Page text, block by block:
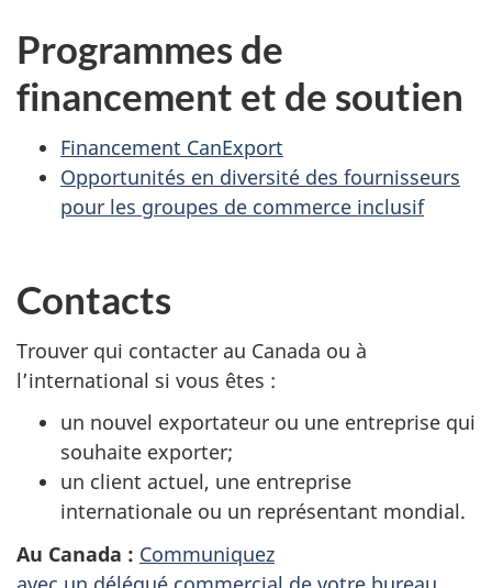
Programmes de
financement et de soutien
Financement CanExport
Opportunités en diversité des fournisseurs
pour les groupes de commerce inclusif
Contacts
Trouver qui contacter au Canada ou à
l’international si vous êtes :
un nouvel exportateur ou une entreprise qui
souhaite exporter;
un client actuel, une entreprise
internationale ou un représentant mondial.
Au Canada : Communiquez